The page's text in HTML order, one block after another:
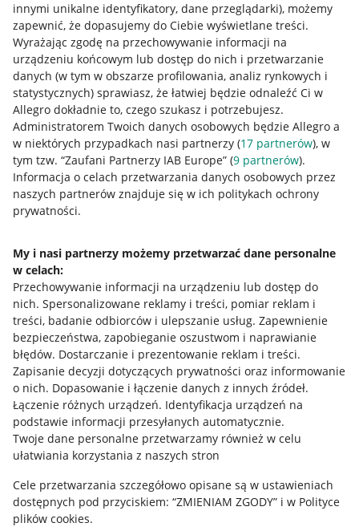
innymi unikalne identyfikatory, dane przeglądarki), możemy
zapewnić, że dopasujemy do Ciebie wyświetlane treści.
Wyrażając zgodę na przechowywanie informacji na
urządzeniu końcowym lub dostęp do nich i przetwarzanie
danych (w tym w obszarze profilowania, analiz rynkowych i
statystycznych) sprawiasz, że łatwiej będzie odnaleźć Ci w
Allegro dokładnie to, czego szukasz i potrzebujesz.
Administratorem Twoich danych osobowych będzie Allegro a
w niektórych przypadkach nasi partnerzy (17 partnerów), w
tym tzw. “Zaufani Partnerzy IAB Europe” (9 partnerów).
Informacja o celach przetwarzania danych osobowych przez
naszych partnerów znajduje się w ich politykach ochrony
prywatności.
My i nasi partnerzy możemy przetwarzać dane personalne
w celach:
Przechowywanie informacji na urządzeniu lub dostęp do
nich. Spersonalizowane reklamy i treści, pomiar reklam i
treści, badanie odbiorców i ulepszanie usług. Zapewnienie
bezpieczeństwa, zapobieganie oszustwom i naprawianie
błędów. Dostarczanie i prezentowanie reklam i treści.
Zapisanie decyzji dotyczących prywatności oraz informowanie
o nich. Dopasowanie i łączenie danych z innych źródeł.
Łączenie różnych urządzeń. Identyfikacja urządzeń na
podstawie informacji przesyłanych automatycznie.
Twoje dane personalne przetwarzamy również w celu
ułatwiania korzystania z naszych stron
Cele przetwarzania szczegółowo opisane są w ustawieniach
dostępnych pod przyciskiem: “ZMIENIAM ZGODY” i w Polityce
plików cookies.
Przydatne informacje
Jak to działa
Allegro Gadane dla sprzedających
Allegro Gadane dla kupujących
Mapa miejscowości
Informacje prawne
Regulamin
Polityka plików "cookies"
Ustawienia plików "cookies"
Udostępnianie lokalizacji
Informacje dla Aktu o Usługach Cyfrowych